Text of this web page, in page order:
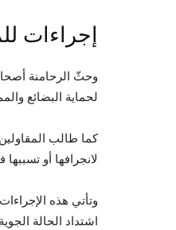
إجراءات
وحثّ الرحامنة
لحماية البضائع
كما طالب
لانجرافها أو
وتأتي هذه
اشتداد الحالة